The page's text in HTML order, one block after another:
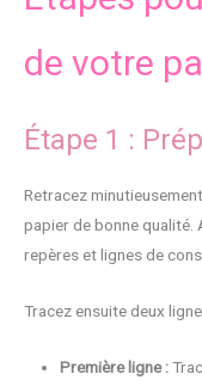
de votre
Étape 1 :
Retracez
papier de bonne qualité.
repères et lignes de
Tracez ensuite deux
Première ligne :